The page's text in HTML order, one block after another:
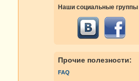
Наши социальные группы
Прочие полезности:
FAQ